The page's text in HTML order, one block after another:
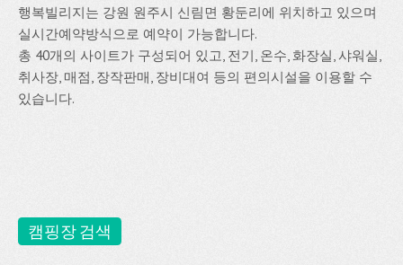
행복빌리지는 강원 원주시 신림면 황둔리에 위치하고 있으며
실시간예약방식으로 예약이 가능합니다.
총 40개의 사이트가 구성되어 있고, 전기, 온수, 화장실, 샤워실,
취사장, 매점, 장작판매, 장비대여 등의 편의시설을 이용할 수
있습니다.
캠핑장 검색